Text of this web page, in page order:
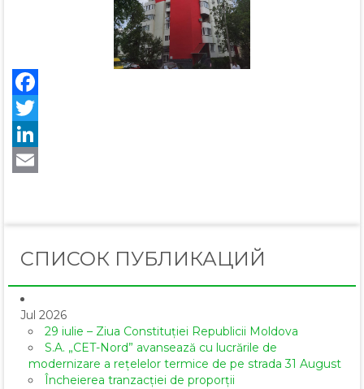
СПИСОК ПУБЛИКАЦИЙ
Jul 2026
29 iulie – Ziua Constituției Republicii Moldova
S.A. „CET-Nord” avansează cu lucrările de
modernizare a rețelelor termice de pe strada 31 August
Încheierea tranzacției de proporții